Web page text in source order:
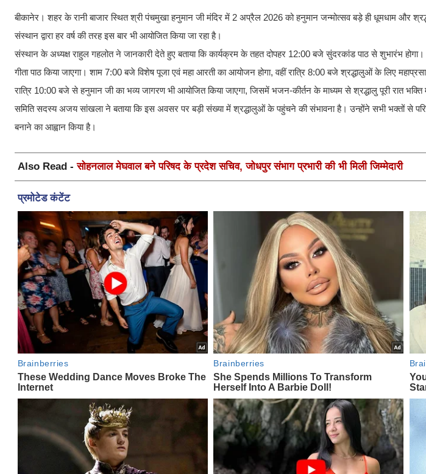
बीकानेर। शहर के रानी बाजार स्थित श्री पंचमुखा हनुमान जी मंदिर में 2 अप्रैल 2026 को हनुमान जन्मोत्सव बड़े ही धूमधाम और
संस्थान द्वारा हर वर्ष की तरह इस बार भी आयोजित किया जा रहा है।
संस्थान के अध्यक्ष राहुल गहलोत ने जानकारी देते हुए बताया कि कार्यक्रम के तहत दोपहर 12:00 बजे सुंदरकांड पाठ से शुभारंभ
गीता पाठ किया जाएगा। शाम 7:00 बजे विशेष पूजा एवं महा आरती का आयोजन होगा, वहीं रात्रि 8:00 बजे श्रद्धालुओं के लिए
रात्रि 10:00 बजे से हनुमान जी का भव्य जागरण भी आयोजित किया जाएगा, जिसमें भजन-कीर्तन के माध्यम से श्रद्धालु पूरी रात
समिति सदस्य अजय सांखला ने बताया कि इस अवसर पर बड़ी संख्या में श्रद्धालुओं के पहुंचने की संभावना है। उन्होंने सभी भक्तों से
बनाने का आह्वान किया है।
Also Read -सोहनलाल मेघवाल बने परिषद के प्रदेश सचिव, जोधपुर संभाग प्रभारी की भी मिली जिम्मेदारी